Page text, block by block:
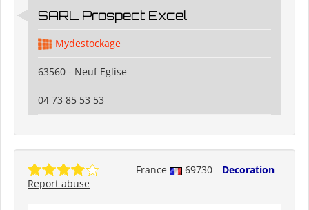
SARL Prospect Excel
Mydestockage
63560 - Neuf Eglise
04 73 85 53 53
France 69730
Decoration
Report abuse